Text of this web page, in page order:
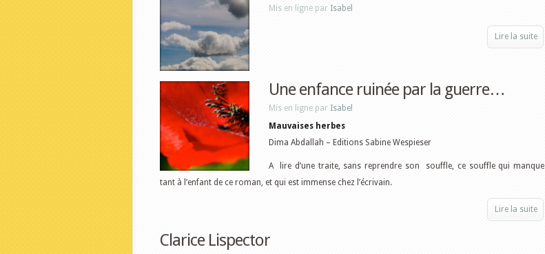
Mis en ligne par Isabel
Lire la suite
Une enfance ruinée par la guerre…
Mis en ligne par Isabel
Mauvaises herbes
Dima Abdallah – Editions Sabine Wespieser
A lire d’une traite, sans reprendre son souffle, ce souffle qui manque
tant à l’enfant de ce roman, et qui est immense chez l’écrivain.
Lire la suite
Clarice Lispector